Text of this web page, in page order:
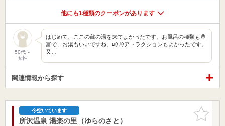
他にも1種類のクーポンがあります
50代～
女性
はじめて、ここの蔵の湯を来てよかったです。お風呂の種類も豊
富で、お湯もいいですね。ﾛｳﾘｳアトラクションもよかったです。
又…
関連情報から探す
お気に入
りに追加
今空いています
所沢温泉 湯楽の里（ゆらのさと）